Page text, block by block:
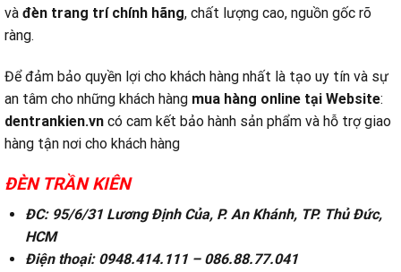
và đèn trang trí chính hãng, chất lượng cao, nguồn gốc rõ
ràng.
Để đảm bảo quyền lợi cho khách hàng nhất là tạo uy tín và sự
an tâm cho những khách hàng mua hàng online tại Website:
dentrankien.vn có cam kết bảo hành sản phẩm và hỗ trợ giao
hàng tận nơi cho khách hàng
ĐÈN TRẦN KIÊN
ĐC: 95/6/31 Lương Định Của, P. An Khánh, TP. Thủ Đức,
HCM
Điện thoại: 0948.414.111 – 086.88.77.041